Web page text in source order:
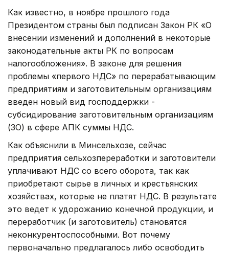
Как известно, в ноябре прошлого года
Президентом страны был подписан Закон РК «О
внесении изменений и дополнений в некоторые
законодательные акты РК по вопросам
налогообложения». В законе для решения
проблемы «первого НДС» по перерабатывающим
предприятиям и заготовительным организациям
введен новый вид господдержки -
субсидирование заготовительным организациям
(ЗО) в сфере АПК суммы НДС.
Как объяснили в Минсельхозе, сейчас
предприятия сельхозпереработки и заготовители
уплачивают НДС со всего оборота, так как
приобретают сырье в личных и крестьянских
хозяйствах, которые не платят НДС. В результате
это ведет к удорожанию конечной продукции, и
переработчик (и заготовитель) становятся
неконкурентоспособными. Вот почему
первоначально предлагалось либо освободить